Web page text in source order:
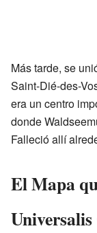
Más tarde, se
Saint-Dié-des-
era un centro
donde
Falleció allí
El Mapa